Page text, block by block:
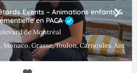
Events – Animations enfants &
en PACA
de Montréal
Monaco, Grasse, Toulon, Carnoules,